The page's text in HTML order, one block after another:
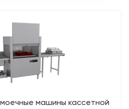
машины кассетной